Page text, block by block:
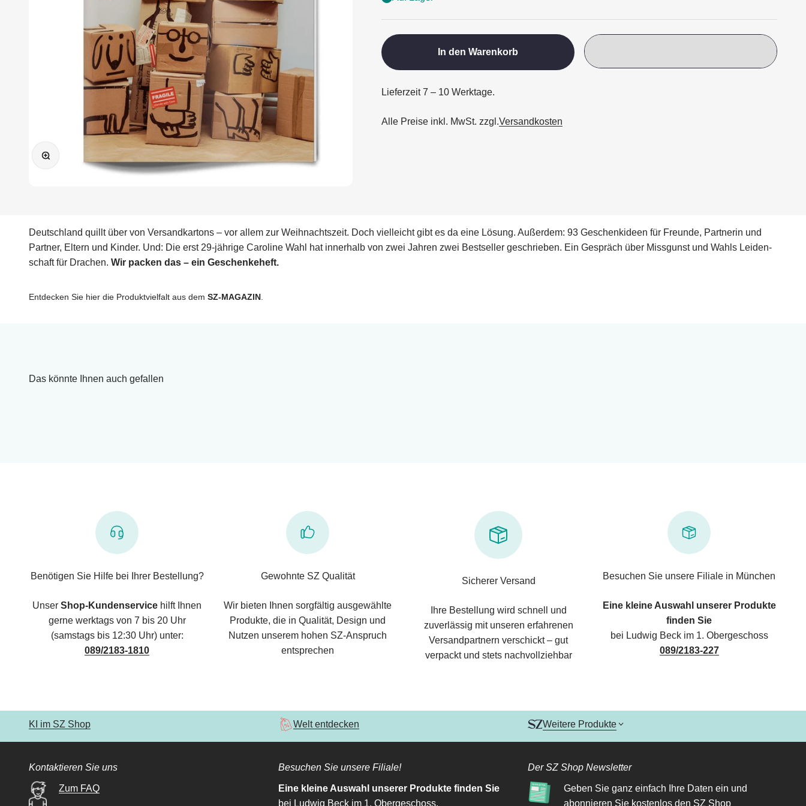
Bild vergrößern
In den Warenkorb
Lieferzeit 7 – 10 Werktage.
Alle Preise inkl. MwSt. zzgl.Versandkosten
Deutschland quillt über von Versandkartons – vor allem zur Weihnachtszeit. Doch vielleicht gibt es da eine Lösung. Außerdem: 93 Geschenkideen für Freunde, Partne­rin und
Partner, Eltern und Kinder. Und: Die erst 29-jährige Caroline Wahl hat innerhalb von zwei Jahren zwei Bestseller geschrieben. Ein Gespräch über Missgunst und Wahls Leiden­
schaft für Drachen. Wir packen das – ein Geschenkeheft.
Entdecken Sie hier die Produktvielfalt aus dem SZ-MAGAZIN.
Das könnte Ihnen auch gefallen
Benötigen Sie Hilfe bei Ihrer Bestellung?
Unser Shop-Kundenservice hilft Ihnen
gerne werktags von 7 bis 20 Uhr
(samstags bis 12:30 Uhr) unter:
089/2183-1810
Gewohnte SZ Qualität
Wir bieten Ihnen sorgfältig ausgewählte
Produkte, die in Qualität, Design und
Nutzen unserem hohen SZ-Anspruch
entsprechen
Sicherer Versand
Ihre Bestellung wird schnell und
zuverlässig mit unseren erfahrenen
Versandpartnern verschickt – gut
verpackt und stets nachvollziehbar
Besuchen Sie unsere Filiale in München
Eine kleine Auswahl unserer Produkte
finden Sie
bei Ludwig Beck im 1. Obergeschoss
089/2183-227
KI im SZ Shop Welt entdecken Weitere Produkte
Kontaktieren Sie uns
Zum FAQ
Besuchen Sie unsere Filiale!
Eine kleine Auswahl unserer Produkte finden Sie
bei Ludwig Beck im 1. Obergeschoss.
Der SZ Shop Newsletter
Geben Sie ganz einfach Ihre Daten ein und
abonnieren Sie kostenlos den SZ Shop